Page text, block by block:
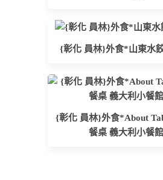
{彰化 員林}外食*山東水
{彰化 員林}外食*About
餐桌 義大利小餐